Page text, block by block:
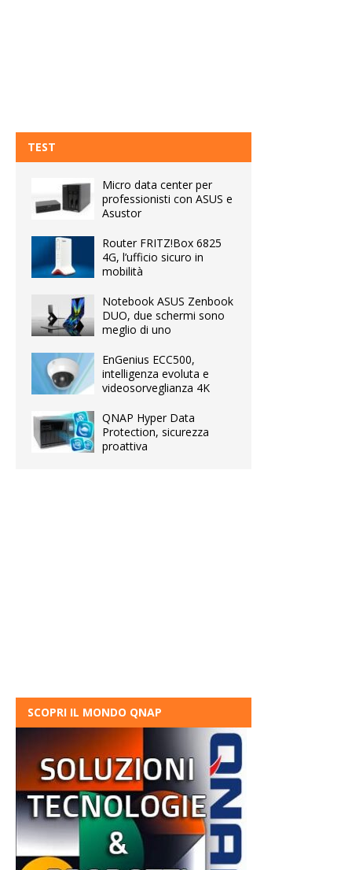
TEST
Micro data center per
professionisti con ASUS e
Asustor
Router FRITZ!Box 6825
4G, l’ufficio sicuro in
mobilità
Notebook ASUS Zenbook
DUO, due schermi sono
meglio di uno
EnGenius ECC500,
intelligenza evoluta e
videosorveglianza 4K
QNAP Hyper Data
Protection, sicurezza
proattiva
SCOPRI IL MONDO QNAP